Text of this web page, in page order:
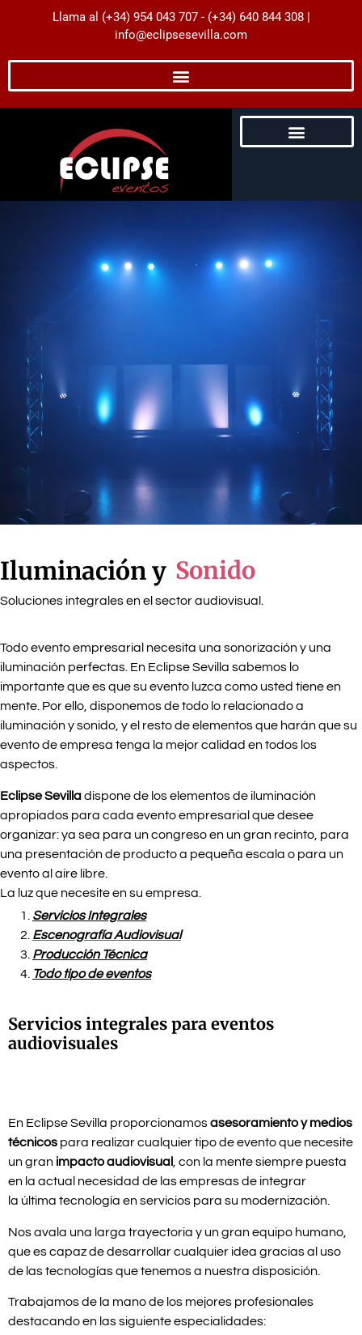
Llama al (+34) 954 043 707 - (+34) 640 844 308 |
info@eclipsesevilla.com
Iluminacion y
sonido
Le damos vida a tu evento
Iluminación y Sonido
Soluciones integrales en el sector audiovisual.
Todo evento empresarial necesita una sonorización y una
iluminación perfectas. En Eclipse Sevilla sabemos lo
importante que es que su evento luzca como usted tiene en
mente. Por ello, disponemos de todo lo relacionado a
iluminación y sonido, y el resto de elementos que harán que su
evento de empresa tenga la mejor calidad en todos los
aspectos.
Eclipse Sevilladispone de los elementos de iluminación
apropiados para cada evento empresarial que desee
organizar: ya sea para un congreso en un gran recinto, para
una presentación de producto a pequeña escala o para un
evento al aire libre.
La luz que necesite en su empresa.
Servicios Integrales
Escenografía Audiovisual
Producción Técnica
Todo tipo de eventos
Servicios integrales para eventos
audiovisuales
En Eclipse Sevilla proporcionamosasesoramiento y medios
técnicos para realizar cualquier tipo de evento que necesite
un gran impacto audiovisual
, con la mente siempre puesta
en la actual necesidad de las empresas de integrar
la última tecnología en servicios para su modernización.
Nos avala una larga trayectoria y un gran equipo humano,
que es capaz de desarrollar cualquier idea gracias al uso
de las tecnologías que tenemos a nuestra disposición.
Trabajamos de la mano de los mejores profesionales
destacando en las siguiente especialidades: